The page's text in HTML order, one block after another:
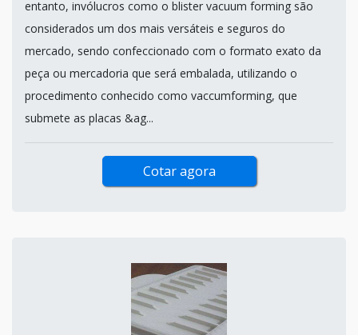
entanto, invólucros como o blister vacuum forming são
considerados um dos mais versáteis e seguros do
mercado, sendo confeccionado com o formato exato da
peça ou mercadoria que será embalada, utilizando o
procedimento conhecido como vaccumforming, que
submete as placas &ag...
Cotar agora